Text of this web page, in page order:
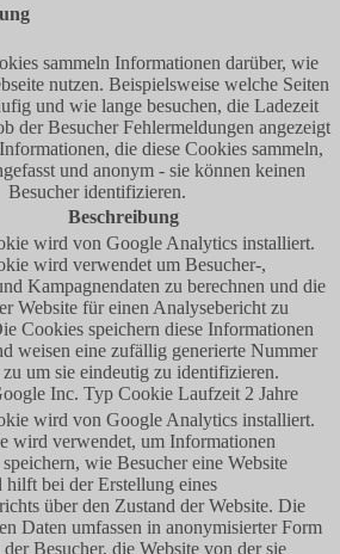
sammeln Informationen darüber, wie
nutzen. Beispielsweise welche Seiten
und wie lange besuchen, die Ladezeit
der Besucher Fehlermeldungen angezeigt
die diese Cookies sammeln,
und anonym - sie können keinen
Besucher identifizieren.
Beschreibung
wird von Google Analytics installiert.
wird verwendet um Besucher-,
Kampagnendaten zu berechnen und die
Website für einen Analysebericht zu
Cookies speichern diese Informationen
weisen eine zufällig generierte Nummer
um sie eindeutig zu identifizieren.
Inc. Typ Cookie Laufzeit 2 Jahre
wird von Google Analytics installiert.
wird verwendet, um Informationen
wie Besucher eine Website
hilft bei der Erstellung eines
über den Zustand der Website. Die
Daten umfassen in anonymisierter Form
Besucher, die Website von der sie